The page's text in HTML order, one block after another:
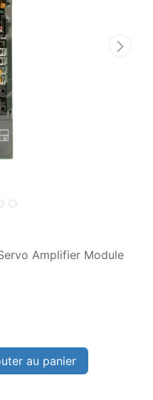
Amplifier Module
au panier